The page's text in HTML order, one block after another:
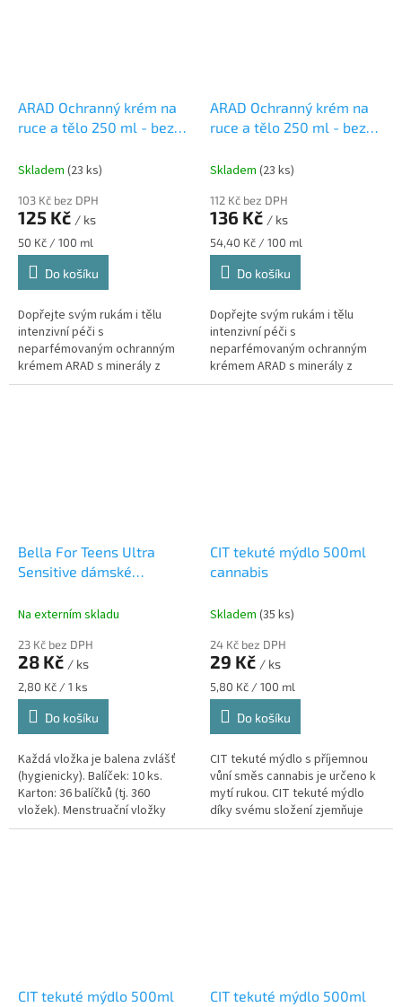
ARAD Ochranný krém na
ruce a tělo 250 ml - bez
Skladem (23 ks)
103 Kč bez DPH
125 Kč / ks
Měrná
cena:
50 Kč / 100 ml
Do košíku
Dopřejte svým rukám i tělu
intenzivní péči s
neparfémovaným ochranným
krémem ARAD s minerály z
Mrtvého moře. Chrání před
ARAD Ochranný krém na
ruce a tělo 250 ml - bez
Skladem (23 ks)
112 Kč bez DPH
136 Kč / ks
Měrná
cena:
54,40 Kč / 100 ml
Do košíku
Dopřejte svým rukám i tělu
intenzivní péči s
neparfémovaným ochranným
krémem ARAD s minerály z
Mrtvého moře. Chrání před
Bella For Teens Ultra
Sensitive dámské
Na externím skladu
23 Kč bez DPH
28 Kč / ks
Měrná
cena:
2,80 Kč / 1 ks
Do košíku
Každá vložka je balena zvlášť
(hygienicky). Balíček: 10 ks.
Karton: 36 balíčků (tj. 360
vložek). Menstruační vložky
Bella For Teens Ultra Sensitive
CIT tekuté mýdlo 500ml
cannabis
Skladem (35 ks)
24 Kč bez DPH
29 Kč / ks
Měrná
cena:
5,80 Kč / 100 ml
Do košíku
CIT tekuté mýdlo s příjemnou
vůní směs cannabis je určeno k
mytí rukou. CIT tekuté mýdlo
díky svému složení zjemňuje
vaši pokožku a zanechává ji
CIT tekuté mýdlo 500ml
CIT tekuté mýdlo 500ml